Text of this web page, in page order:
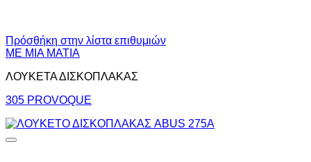
Πρόσθήκη στην λίστα επιθυμιών
ΜΕ ΜΙΑ ΜΑΤΙΑ
ΛΟΥΚΕΤΑ ΔΙΣΚΟΠΛΑΚΑΣ
305 PROVOQUE